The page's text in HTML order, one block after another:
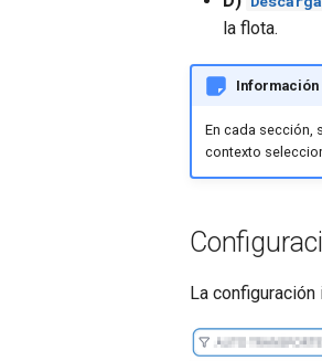
la flota.
Información
En cada sección,
contexto
La